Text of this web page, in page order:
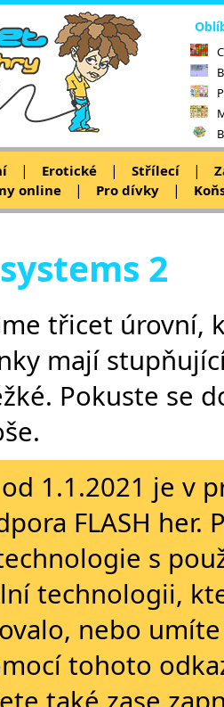
| Erotické | Střílecí |
online | Pro dívky |
2
třicet úrovní,
mají
Pokuste se
1.1.2021 je v
FLASH
s
technologii,
nebo
tohoto